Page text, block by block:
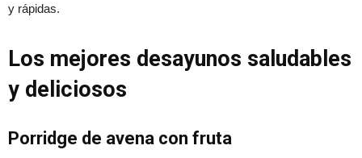
y rápidas.
Los mejores desayunos saludables
y deliciosos
Porridge de avena con fruta